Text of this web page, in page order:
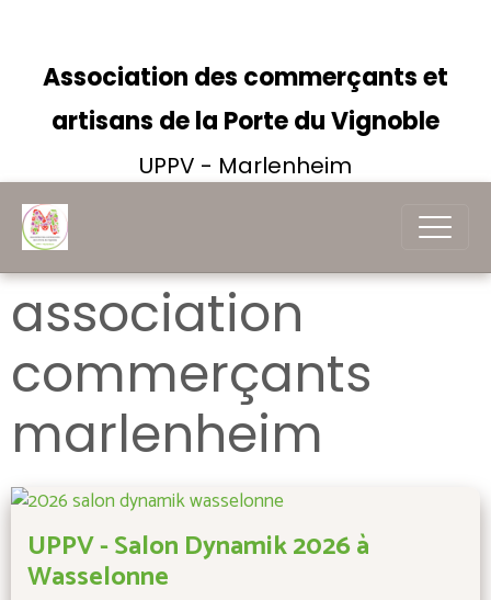
Association des commerçants et
artisans de la Porte du Vignoble
UPPV - Marlenheim
association
commerçants
marlenheim
UPPV - Salon Dynamik 2026 à
Wasselonne